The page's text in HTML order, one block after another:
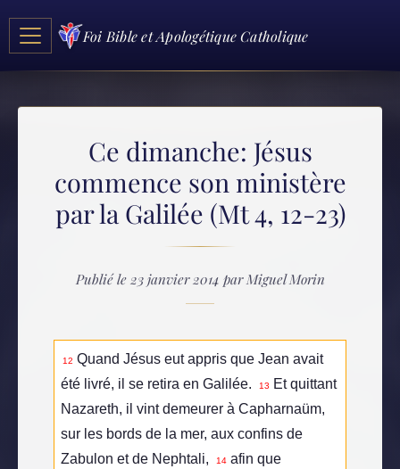
Foi Bible et Apologétique Catholique
Ce dimanche: Jésus
commence son ministère
par la Galilée (Mt 4, 12-23)
Publié le 23 janvier 2014 par Miguel Morin
12 Quand Jésus eut appris que Jean avait
été livré, il se retira en Galilée.
13
Et quittant
Nazareth, il vint demeurer à Capharnaüm,
sur les bords de la mer, aux confins de
Zabulon et de Nephtali,
14 afin que